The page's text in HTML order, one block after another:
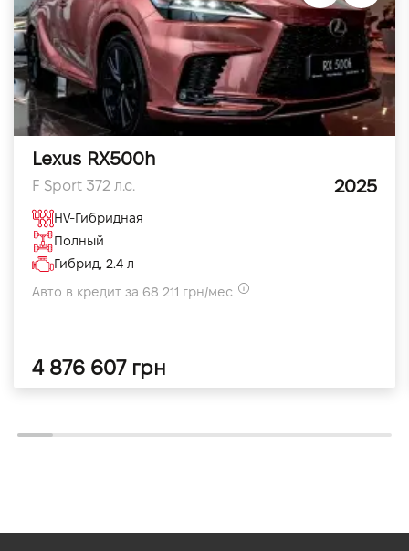
Lexus RX500h
F Sport 372 л.с. 2025
HV-Гибридная
Полный
Гибрид, 2.4 л
Авто в кредит за 68 211 грн/мес
4 876 607 грн